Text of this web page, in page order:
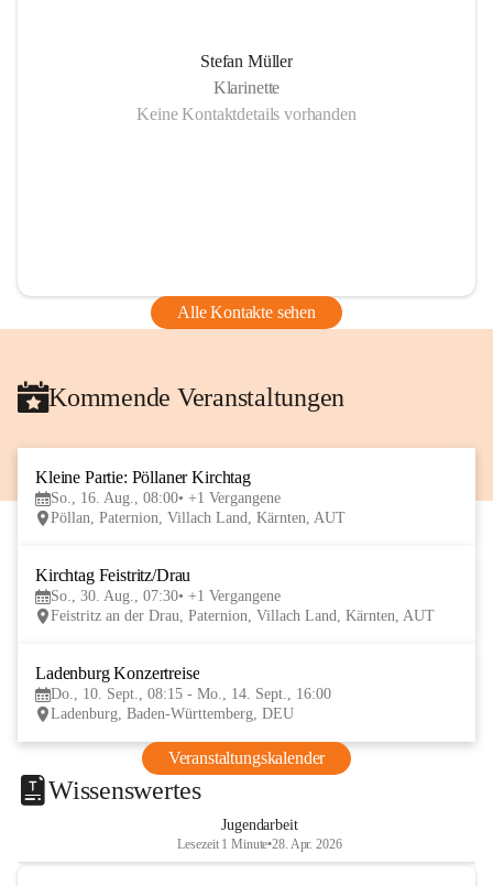
Stefan Müller
Klarinette
Keine Kontaktdetails vorhanden
Alle Kontakte sehen
Kommende Veranstaltungen
Kleine Partie: Pöllaner Kirchtag
So., 16. Aug., 08:00 +1 Vergangene
Pöllan, Paternion, Villach Land, Kärnten, AUT
Kirchtag Feistritz/Drau
So., 30. Aug., 07:30 +1 Vergangene
Feistritz an der Drau, Paternion, Villach Land, Kärnten, AUT
Ladenburg Konzertreise
Do., 10. Sept., 08:15 - Mo., 14. Sept., 16:00
Ladenburg, Baden-Württemberg, DEU
Veranstaltungskalender
Wissenswertes
Jugendarbeit
Lesezeit 1 Minute•28. Apr. 2026